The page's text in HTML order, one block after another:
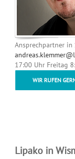
Ansprechpartner in
17:00 Uhr Freitag
WIR RUFEN
Lipako in